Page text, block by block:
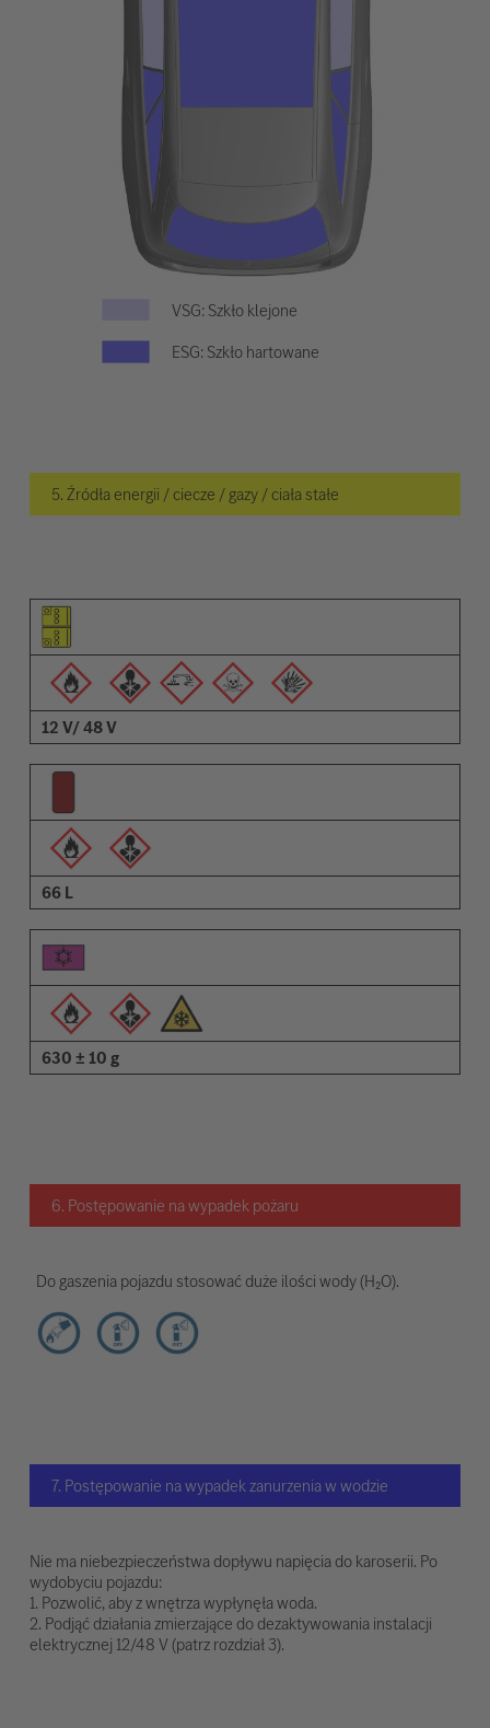
VSG: Szkło klejone
ESG: Szkło hartowane
5. Źródła energii / ciecze / gazy / ciała stałe
Piktogram elementu
Piktogramy ostrzeżeń
Opis
12 V/ 48 V
66 L
630 ± 10 g
6. Postępowanie na wypadek pożaru
Do gaszenia pojazdu stosować duże ilości wody (H₂O).
7. Postępowanie na wypadek zanurzenia w wodzie
Nie ma niebezpieczeństwa dopływu napięcia do karoserii. Po
wydobyciu pojazdu:
1. Pozwolić, aby z wnętrza wypłynęła woda.
2. Podjąć działania zmierzające do dezaktywowania instalacji
elektrycznej 12/48 V (patrz rozdział 3).